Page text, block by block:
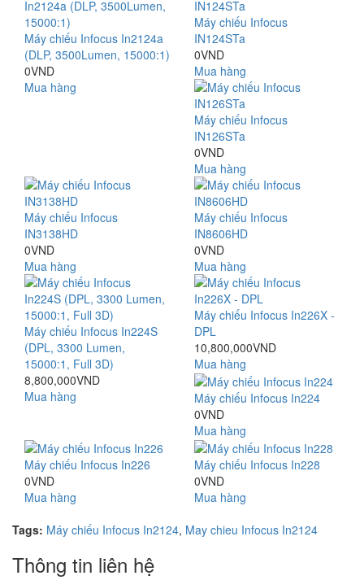
Máy chiếu Infocus In2124a
(DLP, 3500Lumen, 15000:1)
0VND
Mua hàng
Máy chiếu Infocus
IN124STa
0VND
Mua hàng
Máy chiếu Infocus
IN126STa
0VND
Mua hàng
Máy chiếu Infocus
IN3138HD
0VND
Mua hàng
Máy chiếu Infocus
IN8606HD
0VND
Mua hàng
Máy chiếu Infocus In224S
(DPL, 3300 Lumen,
15000:1, Full 3D)
8,800,000VND
Mua hàng
Máy chiếu Infocus In226X -
DPL
10,800,000VND
Mua hàng
Máy chiếu Infocus In224
0VND
Mua hàng
Máy chiếu Infocus In226
0VND
Mua hàng
Máy chiếu Infocus In228
0VND
Mua hàng
Tags: Máy chiếu Infocus In2124, May chieu Infocus In2124
Thông tin liên hệ